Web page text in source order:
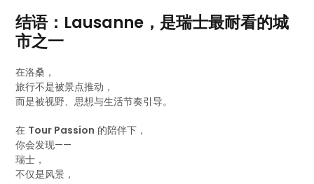
结语：Lausanne，是瑞士最耐看的城
市之一
在洛桑，
旅行不是被景点推动，
而是被视野、思想与生活节奏引导。
在 Tour Passion 的陪伴下，
你会发现——
瑞士，
不仅是风景，